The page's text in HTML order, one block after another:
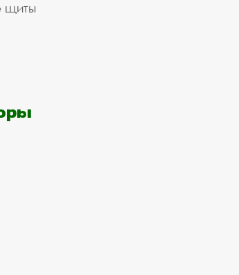
щиты